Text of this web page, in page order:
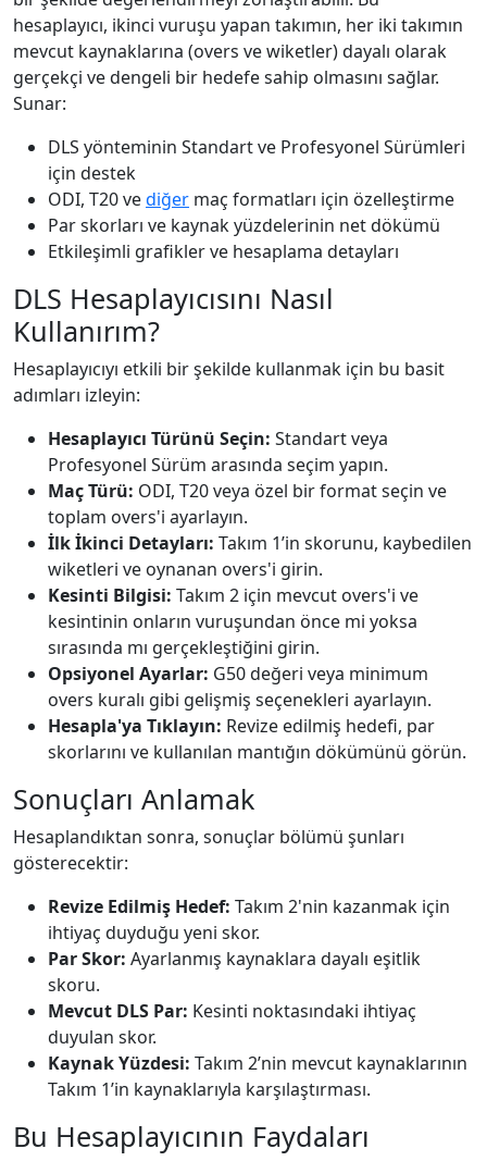
hesaplayıcı, ikinci vuruşu yapan takımın, her iki takımın
mevcut kaynaklarına (overs ve wiketler) dayalı olarak
gerçekçi ve dengeli bir hedefe sahip olmasını sağlar.
Sunar:
DLS yönteminin Standart ve Profesyonel Sürümleri
için destek
ODI, T20 vediğer maç formatları için özelleştirme
Par skorları ve kaynak yüzdelerinin net dökümü
Etkileşimli grafikler ve hesaplama detayları
DLS Hesaplayıcısını Nasıl
Kullanırım?
Hesaplayıcıyı etkili bir şekilde kullanmak için bu basit
adımları izleyin:
Hesaplayıcı Türünü Seçin: Standart veya
Profesyonel Sürüm arasında seçim yapın.
Maç Türü: ODI, T20 veya özel bir format seçin ve
toplam overs'i ayarlayın.
İlk İkinci Detayları: Takım 1’in skorunu, kaybedilen
wiketleri ve oynanan overs'i girin.
Kesinti Bilgisi: Takım 2 için mevcut overs'i ve
kesintinin onların vuruşundan önce mi yoksa
sırasında mı gerçekleştiğini girin.
Opsiyonel Ayarlar: G50 değeri veya minimum
overs kuralı gibi gelişmiş seçenekleri ayarlayın.
Hesapla'ya Tıklayın: Revize edilmiş hedefi, par
skorlarını ve kullanılan mantığın dökümünü görün.
Sonuçları Anlamak
Hesaplandıktan sonra, sonuçlar bölümü şunları
gösterecektir:
Revize Edilmiş Hedef: Takım 2'nin kazanmak için
ihtiyaç duyduğu yeni skor.
Par Skor: Ayarlanmış kaynaklara dayalı eşitlik
skoru.
Mevcut DLS Par: Kesinti noktasındaki ihtiyaç
duyulan skor.
Kaynak Yüzdesi: Takım 2’nin mevcut kaynaklarının
Takım 1’in kaynaklarıyla karşılaştırması.
Bu Hesaplayıcının Faydaları